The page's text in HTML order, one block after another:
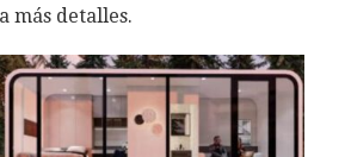
más detalles.